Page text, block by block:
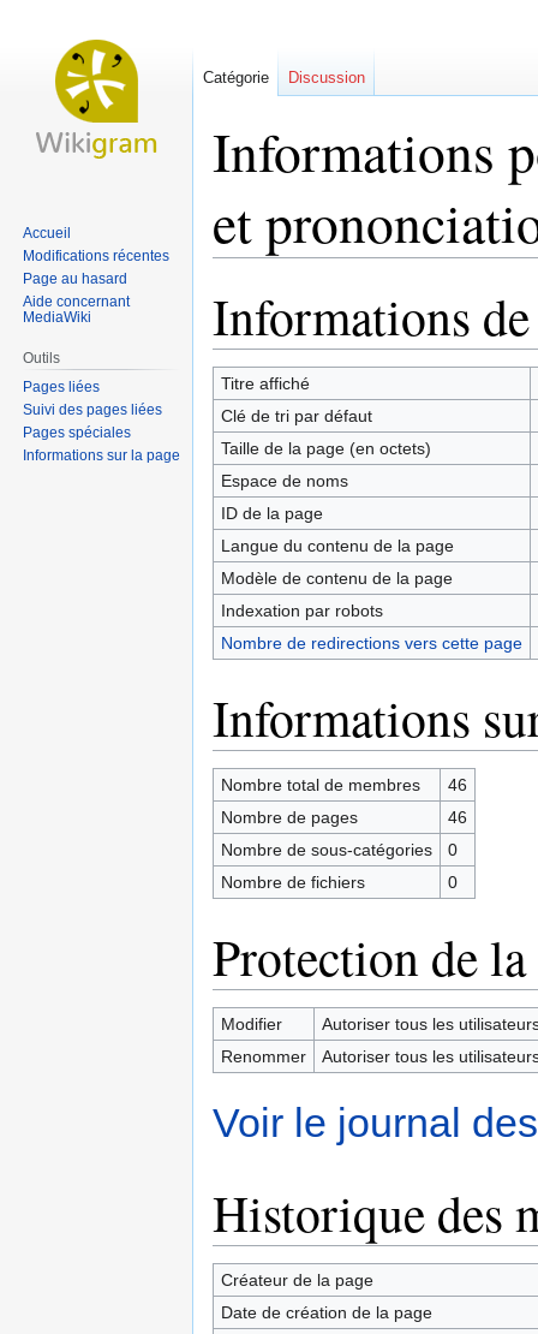
Informations
et
la
navigation
la
recherche
Informations de
Titre affiché
Clé de tri par défaut
Taille de la page (en octets)
Espace de noms
ID de la page
Langue du contenu de la page
Modèle de contenu de la page
Indexation par robots
Nombre de redirections vers cette page
Informations
Nombre total de membres
46
Nombre de pages
46
Nombre de sous-catégories
0
Nombre de fichiers
0
Protection de la
Modifier
Autoriser tous les
Renommer
Autoriser tous les
Voir le journal
Historique des
Créateur de la page
Date de création de la page
Catégorie Discussion
Accueil
Modifications récentes
Page au hasard
Aide concernant
MediaWiki
Outils
Pages liées
Suivi des pages liées
Pages spéciales
Informations sur la page